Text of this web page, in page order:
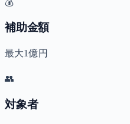
補助金額
最大1億円
👥
対象者